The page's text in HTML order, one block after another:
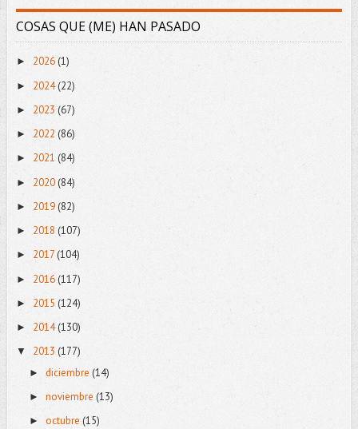
COSAS QUE (ME) HAN PASADO
► 2026 (1)
► 2024(22)
► 2023 (67)
► 2022 (86)
► 2021 (84)
► 2020 (84)
► 2019 (82)
► 2018 (107)
► 2017(104)
► 2016(117)
► 2015 (124)
► 2014(130)
▼ 2013 (177)
► diciembre (14)
► noviembre (13)
► octubre (15)